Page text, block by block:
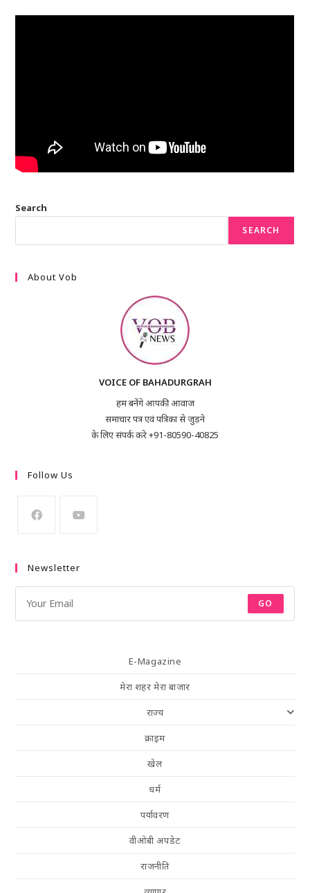
Search
SEARCH
About Vob
VOICE OF BAHADURGRAH
हम बनेंगे आपकी आवाज
समाचार पत्र एवं पत्रिका से जुड़ने
के लिए संपर्क करे +91-80590-40825
Follow Us
Newsletter
GO
E-Magazine
मेरा शहर मेरा बाजार
राज्य
क्राइम
खेल
धर्म
पर्यावरण
वीओबी अपडेट
राजनीति